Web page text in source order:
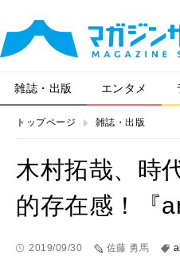
雑誌・出版 エンタメ
トップページ 雑誌・出版
木村拓哉、時
的存在感！『
2019/09/30 佐藤 勇馬